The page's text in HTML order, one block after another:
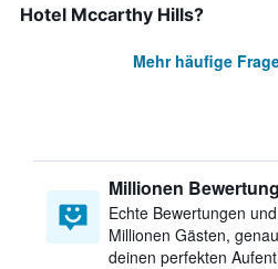
Hotel Mccarthy Hills?
Mehr häufige
Millionen
Echte Bewertungen
Millionen Gästen,
deinen perfekten